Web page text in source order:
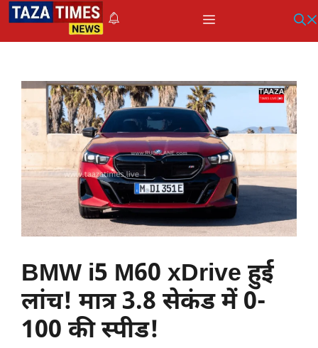
Skip
to
content
Menu
BMW i5 M60 xDrive हुई
लांच! मात्र 3.8 सेकंड में 0-
100 की स्पीड!